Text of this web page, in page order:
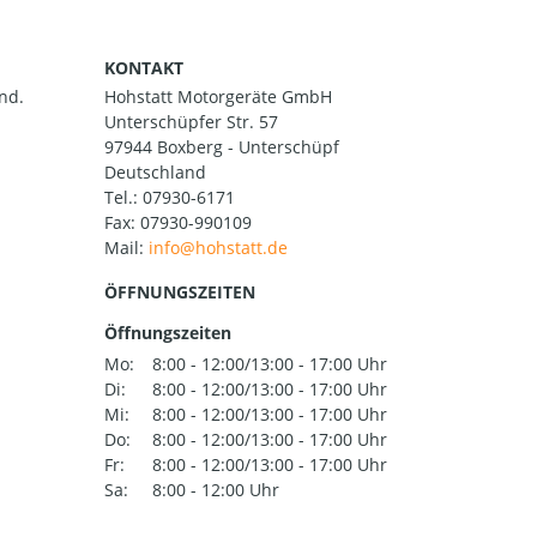
KONTAKT
Hohstatt Motorgeräte GmbH
Unterschüpfer Str. 57
97944 Boxberg - Unterschüpf
Deutschland
Tel.: 07930-6171
Fax: 07930-990109
Mail:
ÖFFNUNGSZEITEN
Öffnungszeiten
Mo:
8:00 - 12:00/13:00 - 17:00 Uhr
Di:
8:00 - 12:00/13:00 - 17:00 Uhr
Mi:
8:00 - 12:00/13:00 - 17:00 Uhr
Do:
8:00 - 12:00/13:00 - 17:00 Uhr
Fr:
8:00 - 12:00/13:00 - 17:00 Uhr
Sa:
8:00 - 12:00 Uhr